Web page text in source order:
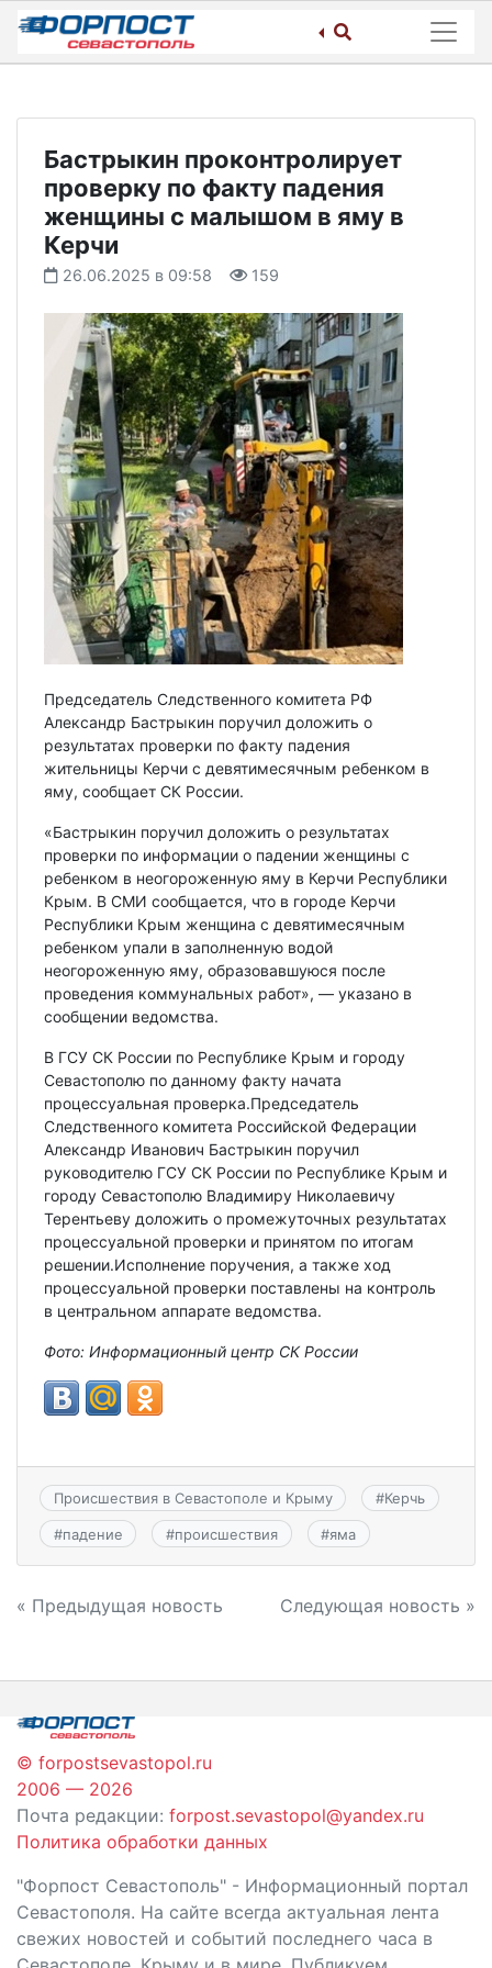
Skip
content
Бастрыкин проконтролирует
проверку по факту падения
женщины с малышом в яму в
Керчи
26.06.2025 в 09:58 159
Председатель Следственного комитета РФ
Александр Бастрыкин поручил доложить о
результатах проверки по факту падения
жительницы Керчи с девятимесячным ребенком в
яму, сообщает СК России.
«Бастрыкин поручил доложить о результатах
проверки по информации о падении женщины с
ребенком в неогороженную яму в Керчи Республики
Крым. В СМИ сообщается, что в городе Керчи
Республики Крым женщина с девятимесячным
ребенком упали в заполненную водой
неогороженную яму, образовавшуюся после
проведения коммунальных работ», — указано в
сообщении ведомства.
В ГСУ СК России по Республике Крым и городу
Севастополю по данному факту начата
процессуальная проверка.️Председатель
Следственного комитета Российской Федерации
Александр Иванович Бастрыкин поручил
руководителю ГСУ СК России по Республике Крым и
городу Севастополю Владимиру Николаевичу
Терентьеву доложить о промежуточных результатах
процессуальной проверки и принятом по итогам
решении.Исполнение поручения, а также ход
процессуальной проверки поставлены на контроль
в центральном аппарате ведомства.
Фото: Информационный центр СК России
Происшествия в Севастополе и Крыму #Керчь
#падение #происшествия #яма
Навигация
записям
« Предыдущая новость Следующая новость »
© forpostsevastopol.ru
2006 — 2026
Почта редакции: forpost.sevastopol@yandex.ru
Политика обработки данных
"Форпост Севастополь" - Информационный портал
Севастополя. На сайте всегда актуальная лента
свежих новостей и событий последнего часа в